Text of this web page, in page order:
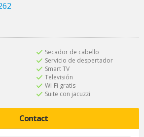
Secador de cabello
Servicio de despertador
Smart TV
Televisión
Wi-Fi gratis
Suite con jacuzzi
Contact